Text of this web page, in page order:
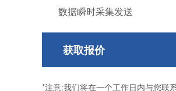
数据瞬时采集发送
获取报价
*注意:我们将在一个工作日内与您联